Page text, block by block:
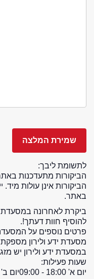
לתשומת ליבך:
הביקורות מתעדכנות באתר בימי
הביקורות אינן עולות
באתר.
ביקרת לאחרונה במסעדת
להוסיף חוות דעתך!.
פרטים נוספים על
מסעדת ידע ולירון
במסעדת ידע ולירון יש
שעות פעילות:
יום א' 18:00 - 09:00
יום ב' -